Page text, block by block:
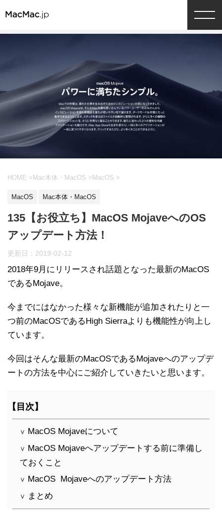
HOME > Mac本体・MacOS > MacOS >
MacOS Mac本体・MacOS
135【お役立ち】MacOS MojaveへのOS
アップデート方法！
更新日： 2019-02-12
2018年9月にリリースされ話題となった最新のMacOS
であるMojave。
今までにはなかった様々な新機能が追加されたりと一
つ前のMacOSであるHigh Sierraよりも機能性が向上し
ています。
今回はそんな最新のMacOSであるMojaveへのアップデ
ートの方法を中心にご紹介していきたいと思います。
【目次】
∨ MacOS Mojaveについて
∨ MacOS Mojaveへアップデートする前に準備し
ておくこと
∨ MacOS Mojaveへのアップデート方法
∨ まとめ